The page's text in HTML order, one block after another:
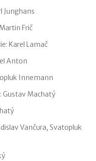
Junghans
Frič
Karel Lamač
Anton
Innemann
Gustav Machatý
Vančura, Svatopluk